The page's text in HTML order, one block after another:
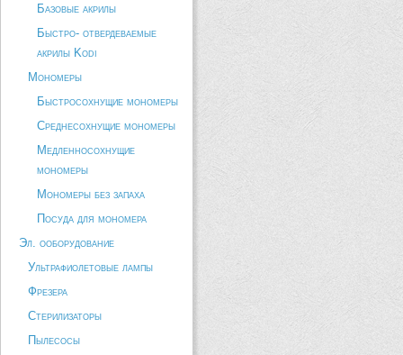
Базовые акрилы
Быстро- отвердеваемые
акрилы Kodi
Мономеры
Быстросохнущие мономеры
Среднесохнущие мономеры
Медленносохнущие
мономеры
Мономеры без запаха
Посуда для мономера
Эл. ооборудование
Ультрафиолетовые лампы
Фрезера
Стерилизаторы
Пылесосы